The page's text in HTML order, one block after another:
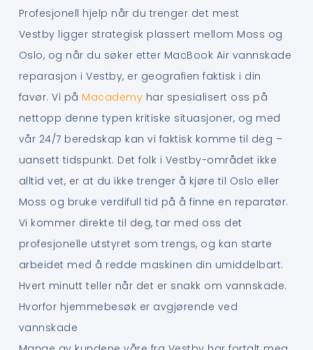
Profesjonell hjelp når du trenger det mest
Vestby ligger strategisk plassert mellom Moss og
Oslo, og når du søker etter MacBook Air vannskade
reparasjon i Vestby, er geografien faktisk i din
favør. Vi på Macademy har spesialisert oss på
nettopp denne typen kritiske situasjoner, og med
vår 24/7 beredskap kan vi faktisk komme til deg –
uansett tidspunkt. Det folk i Vestby-området ikke
alltid vet, er at du ikke trenger å kjøre til Oslo eller
Moss og bruke verdifull tid på å finne en reparatør.
Vi kommer direkte til deg, tar med oss det
profesjonelle utstyret som trengs, og kan starte
arbeidet med å redde maskinen din umiddelbart.
Hvert minutt teller når det er snakk om vannskade.
Hvorfor hjemmebesøk er avgjørende ved
vannskade